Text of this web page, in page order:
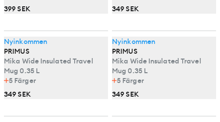
399 SEK
349 SEK
Nyinkommen
PRIMUS
Mika Wide Insulated Travel
Mug 0.35 L
5 Färger
349 SEK
Nyinkommen
PRIMUS
Mika Wide Insulated Travel
Mug 0.35 L
5 Färger
349 SEK